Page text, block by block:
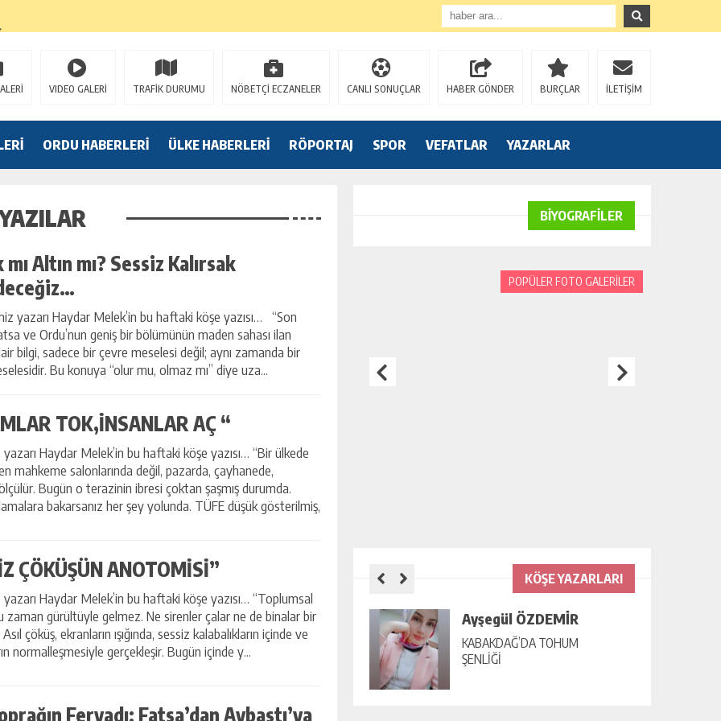
VIDEO GALERİ TRAFİK DURUMU NÖBETÇİ ECZANELER CANLI SONUÇLAR HABER GÖNDER BURÇLAR İLETİŞİM
ORDU HABERLERİ ÜLKE HABERLERİ RÖPORTAJ SPOR VEFATLAR YAZARLAR
Altın mı? Sessiz Kalırsak
Haydar Melek’in bu haftaki köşe yazısı… “Son
ve Ordu’nun geniş bir bölümünün maden sahası ilan
bilgi, sadece bir çevre meselesi değil; aynı zamanda bir
Bu konuya “olur mu, olmaz mı” diye uza...
TOK,İNSANLAR AÇ “
Haydar Melek’in bu haftaki köşe yazısı… “Bir ülkede
mahkeme salonlarında değil, pazarda, çayhanede,
Bugün o terazinin ibresi çoktan şaşmış durumda.
bakarsanız her şey yolunda. TÜFE düşük gösterilmiş,
ÇÖKÜŞÜN ANOTOMİSİ”
Haydar Melek’in bu haftaki köşe yazısı… “Toplumsal
zaman gürültüyle gelmez. Ne sirenler çalar ne de binalar bir
Asıl çöküş, ekranların ışığında, sessiz kalabalıkların içinde ve
normalleşmesiyle gerçekleşir. Bugün içinde y...
Feryadı: Fatsa’dan Aybastı’ya
BİYOGRAFİLER
POPÜLER FOTO GALERİLER
KÖŞE YAZARLARI
ALİHAN AKYAZI
“İsmi Bile Korkutur Sizi!”
Ayşegül ÖZDEMİR
KABAKDAĞ’DA TOHUM
ŞENLİĞİ